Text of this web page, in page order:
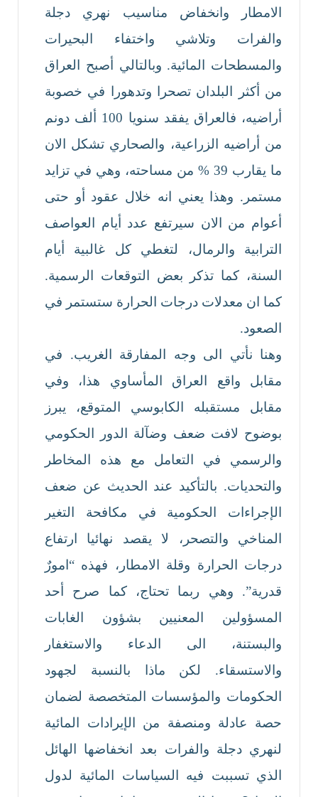
الامطار وانخفاض مناسيب نهري دجلة
والفرات وتلاشي واختفاء البحيرات
والمسطحات المائية. وبالتالي أصبح العراق
من أكثر البلدان تصحرا وتدهورا في خصوبة
أراضيه، فالعراق يفقد سنويا 100 ألف دونم
من أراضيه الزراعية، والصحاري تشكل الان
ما يقارب 39 % من مساحته، وهي في تزايد
مستمر. وهذا يعني انه خلال عقود أو حتى
أعوام من الان سيرتفع عدد أيام العواصف
الترابية والرمال، لتغطي كل غالبية أيام
السنة، كما تذكر بعض التوقعات الرسمية.
كما ان معدلات درجات الحرارة ستستمر في
الصعود.
وهنا نأتي الى وجه المفارقة الغريب. في
مقابل واقع العراق المأساوي هذا، وفي
مقابل مستقبله الكابوسي المتوقع، يبرز
بوضوح لافت ضعف وضآلة الدور الحكومي
والرسمي في التعامل مع هذه المخاطر
والتحديات. بالتأكيد عند الحديث عن ضعف
الإجراءات الحكومية في مكافحة التغير
المناخي والتصحر، لا يقصد نهائيا ارتفاع
درجات الحرارة وقلة الامطار، فهذه “امورٌ
قدرية”. وهي ربما تحتاج، كما صرح أحد
المسؤولين المعنيين بشؤون الغابات
والبستنة، الى الدعاء والاستغفار
والاستسقاء. لكن ماذا بالنسبة لجهود
الحكومات والمؤسسات المتخصصة لضمان
حصة عادلة ومنصفة من الإيرادات المائية
لنهري دجلة والفرات بعد انخفاضها الهائل
الذي تسببت فيه السياسات المائية لدول